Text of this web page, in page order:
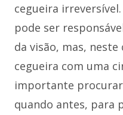
cegueira
pode ser
da visão, mas,
cegueira com uma
importante
quando antes, para